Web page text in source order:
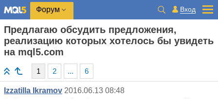
Форум Вход
Предлагаю обсудить предложения,
реализацию которых хотелось бы увидеть
на mql5.com
1 2 ... 6
Izzatilla Ikramov 2016.06.13 08:48